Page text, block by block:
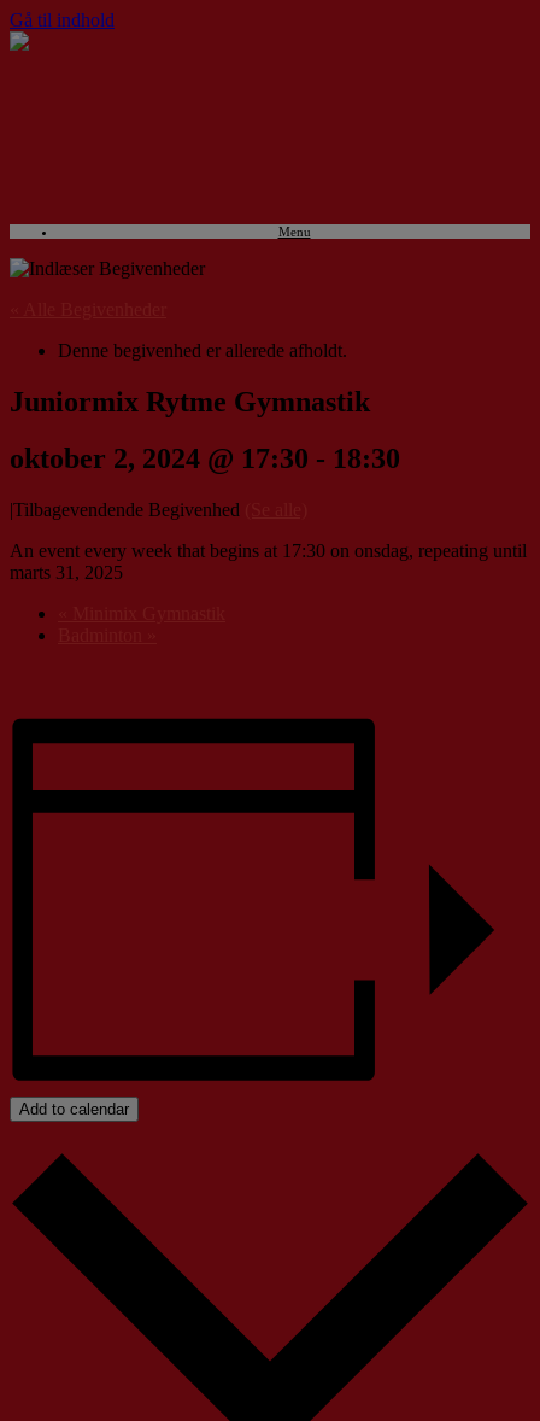
Gå til indhold
Menu
Denne begivenhed er allerede afholdt.
Juniormix Rytme Gymnastik
oktober 2, 2024 @ 17:30 - 18:30
|Tilbagevendende Begivenhed
An event every week that begins at 17:30 on onsdag, repeating until
marts 31, 2025
Add to calendar